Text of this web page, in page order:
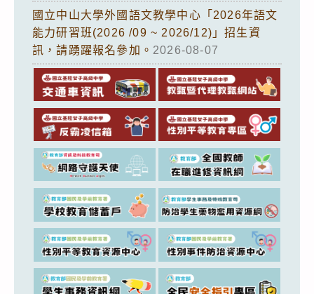
國立中山大學外國語文教學中心「2026年語文
能力研習班(2026 /09 ~ 2026/12)」招生資
訊，請踴躍報名參加。 2026-08-07